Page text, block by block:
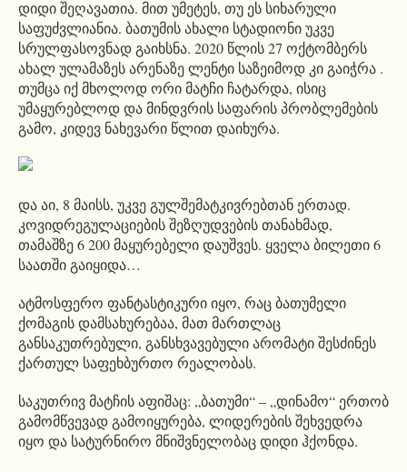
დიდი შეღავათია. მით უმეტეს, თუ ეს სიხარული
საფუძვლიანია. ბათუმის ახალი სტადიონი უკვე
სრულფასოვნად გაიხსნა. 2020 წლის 27 ოქტომბერს
ახალ ულამაზეს არენაზე ლენტი საზეიმოდ კი გაიჭრა .
თუმცა იქ მხოლოდ ორი მატჩი ჩატარდა, ისიც
უმაყურებლოდ და მინდვრის საფარის პრობლემების
გამო, კიდევ ნახევარი წლით დაიხურა.
და აი, 8 მაისს, უკვე გულშემატკივრებთან ერთად.
კოვიდრეგულაციების შეზღუდვების თანახმად,
თამაშზე 6 200 მაყურებელი დაუშვეს. ყველა ბილეთი 6
საათში გაიყიდა…
ატმოსფერო ფანტასტიკური იყო, რაც ბათუმელი
ქომაგის დამსახურებაა, მათ მართლაც
განსაკუთრებული, განსხვავებული არომატი შესძინეს
ქართულ საფეხბურთო რეალობას.
საკუთრივ მატჩის აფიშაც: „ბათუმი“ – „დინამო“ ერთობ
გამომწვევად გამოიყურება, ლიდერების შეხვედრა
იყო და სატურნირო მნიშვნელობაც დიდი ჰქონდა.